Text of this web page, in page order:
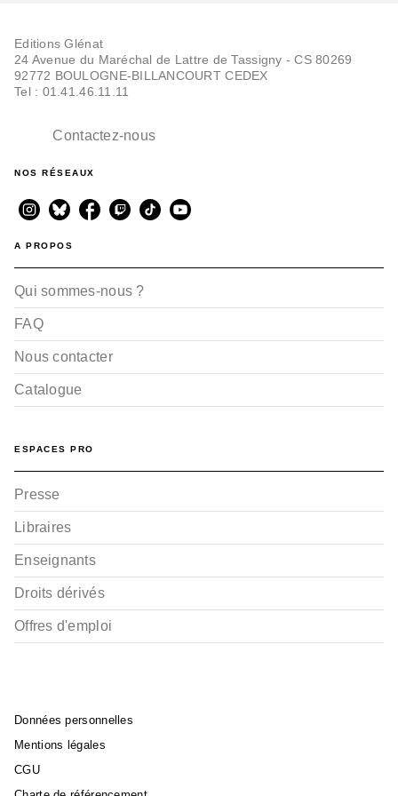
Editions Glénat
24 Avenue du Maréchal de Lattre de Tassigny - CS 80269
92772 BOULOGNE-BILLANCOURT CEDEX
Tel : 01.41.46.11.11
Contactez-nous
NOS RÉSEAUX
A PROPOS
Qui sommes-nous ?
FAQ
Nous contacter
Catalogue
ESPACES PRO
Presse
Libraires
Enseignants
Droits dérivés
Offres d'emploi
Données personnelles
Mentions légales
CGU